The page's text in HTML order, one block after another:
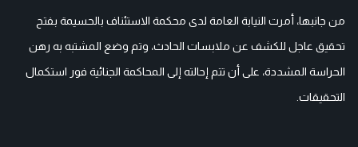
من جانبها، أمرت النيابة العامة لدى محكمة الاستئناف بالحسيمة بفتح
تحقيق عاجل للكشف عن ملابسات الحادث، وتم وضع المشتبه به رهن
الحراسة المشددة، على أن تتم إحالته إلى المحاكمة الجنائية فور استكمال
التحقيقات.